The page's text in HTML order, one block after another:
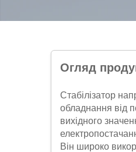
Огляд
Стабілізатор
обладнання від
вихідного
Він широко